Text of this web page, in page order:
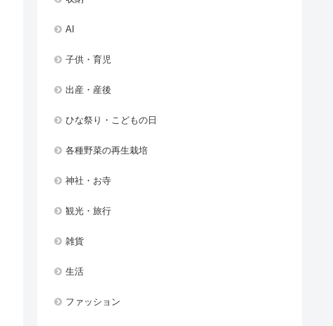
AI
子供・育児
出産・産後
ひな祭り・こどもの日
各種野菜の再生栽培
神社・お寺
観光・旅行
雑貨
生活
ファッション